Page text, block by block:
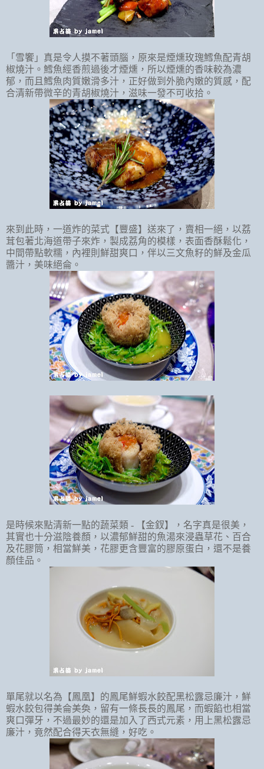
「雪饗」真是令人摸不著頭腦，原來是煙燻玫瑰鱈魚配青胡
椒燒汁。鱈魚經香煎過後才煙燻，所以煙燻的香味較為濃
郁，而且鱈魚肉質嫩滑多汁，正好做到外脆內嫩的質感，配
合清新帶微辛的青胡椒燒汁，滋味一發不可收拾。
來到此時，一道炸的菜式【豐盛】送來了，賣相一絕，以荔
茸包著北海道帶子來炸，製成荔角的模樣，表面香酥鬆化，
中間帶點軟糯，內裡則鮮甜爽口，伴以三文魚籽的鮮及金瓜
醬汁，美味絕侖。
是時候來點清新一點的蔬菜類 -
【金釵】，名字真是很美，
其實也十分滋陰養顏，以濃郁鮮甜的魚湯來浸蟲草花、百合
及花膠筒，相當鮮美，花膠更含豐富的膠原蛋白，還不是養
顏佳品。
單尾就以名為【鳳凰】的鳳尾鮮蝦水餃配黑松露忌廉汁，鮮
蝦水餃包得美侖美奐，留有一條長長的鳳尾，而蝦餡也相當
爽口彈牙，不過最妙的還是加入了西式元素，用上黑松露忌
廉汁，竟然配合得天衣無縫，好吃。